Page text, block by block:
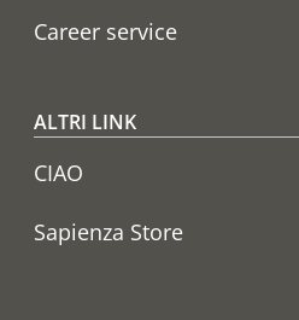
Career service
ALTRI LINK
CIAO
Sapienza Store